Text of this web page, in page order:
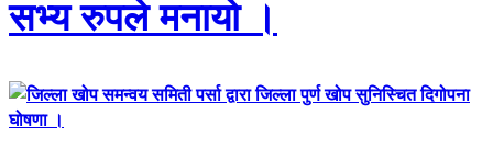
सभ्य रुपले मनायो ।